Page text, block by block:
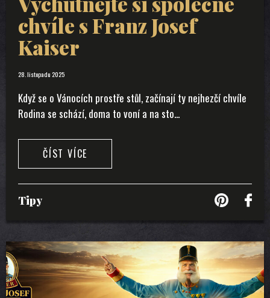
chvíle s Franz Josef
Kaiser
28. listopadu 2025
Když se o Vánocích prostře stůl, začínají ty nejhezčí chvíle
Rodina se schází, doma to voní a na sto...
ČÍST VÍCE
Tipy